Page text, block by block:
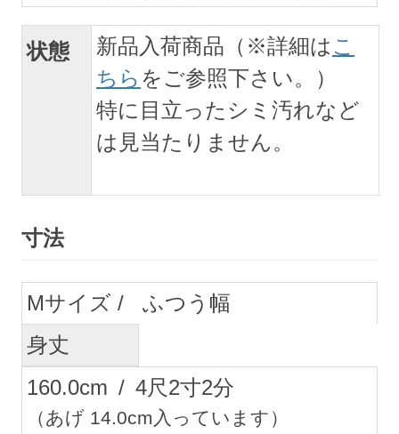
状態 新品入荷商品（※詳細は こ
ちら をご参照下さい。）
特に目立ったシミ汚れなど
は見当たりません。
寸法
M
ふつう幅
身丈
160.0cm / 4尺2寸2分
（あげ 14.0cm入っています）